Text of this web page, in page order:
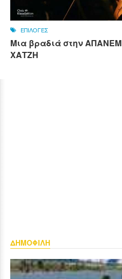
ΕΠΙΛΟΓΕΣ
Μια βραδιά στην
ΧΑΤΖΗ
ΔΗΜΟΦΙΛΗ